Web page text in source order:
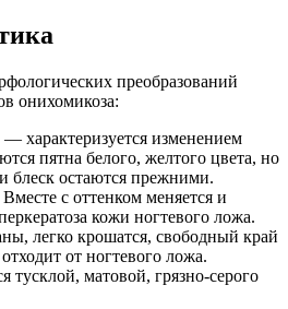
преобразований
онихомикоза:
характеризуется изменением
пятна белого, желтого цвета, но
блеск остаются прежними.
с оттенком меняется и
кожи ногтевого ложа.
легко крошатся, свободный край
от ногтевого ложа.
тусклой, матовой, грязно-серого